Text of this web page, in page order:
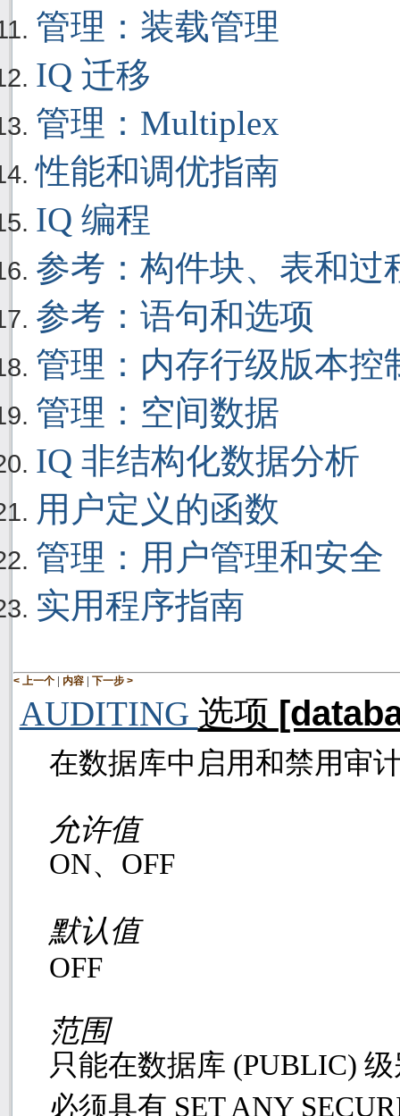
管理：装载管理
IQ 迁移
管理：Multiplex
性能和调优指南
IQ 编程
参考：构件块、表和过
参考：语句和选项
管理：内存行级版本控
管理：空间数据
IQ 非结构化数据分析
用户定义的函数
管理：用户管理和安全
实用程序指南
< 上一个 | 内容 | 下一步 >
AUDITING 选项
在数据库中启用和禁用审
允许值
ON、 OFF
默认值
OFF
范围
只能在数据库 (PUBLIC)
必须具有 SET ANY